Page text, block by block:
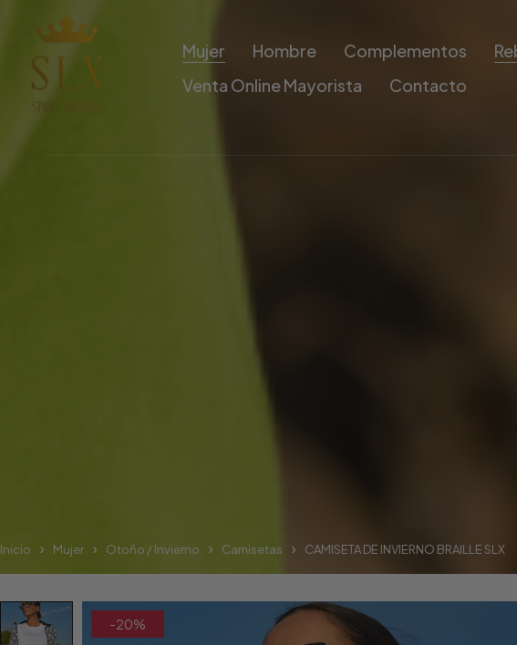
Mujer Hombre Complementos
Venta Online Mayorista
Contacto
Inicio Mujer Otoño / Invierno Camisetas CAMISETA DE INVIERNO BRAILLE SLX
-20%